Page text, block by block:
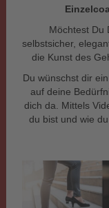
Möchtest Du
selbstsicher,
die Kunst des
Du wünschst dir
auf deine
dich da. Mittels
du bist und wie